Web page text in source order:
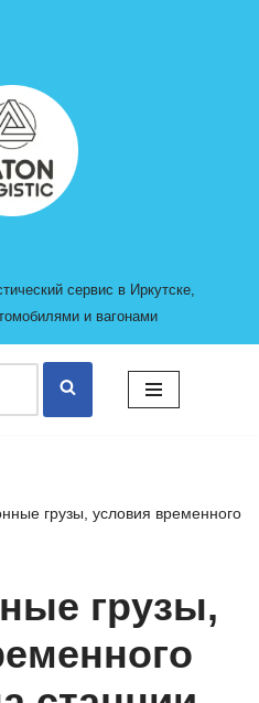
сервис в Иркутске,
и вагонами
грузы, условия временного
грузы,